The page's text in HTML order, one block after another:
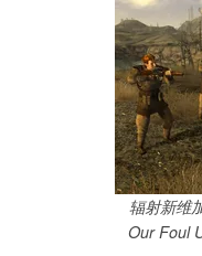
辐射新维
Our Foul